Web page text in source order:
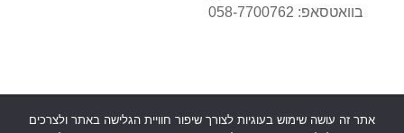
בוואטסאפ: 058-7700762
דף הבית תנאי שימוש
הצהרת נגישות
אתר זה עושה שימוש בעוגיות לצורך שיפור חוויית הגלישה באתר ולצרכים